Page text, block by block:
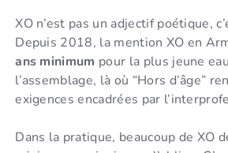
XO n’est pas un adjectif poétique,
Depuis 2018, la mention XO en
ans minimum pour la plus jeune
l’assemblage, là où “Hors d’âge”
exigences encadrées par
Dans la pratique, beaucoup de XO